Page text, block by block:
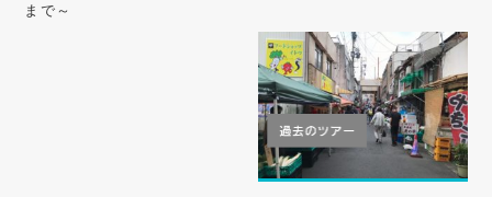
まで～